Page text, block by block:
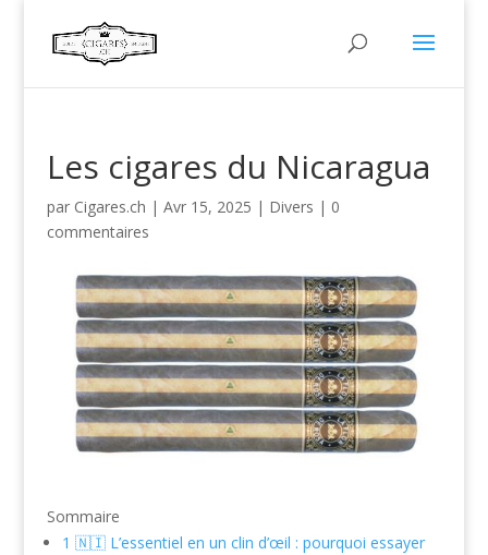
Les cigares du Nicaragua
par Cigares.ch | Avr 15, 2025 | Divers | 0
commentaires
Sommaire
1 🇳🇮 L’essentiel en un clin d’œil : pourquoi essayer